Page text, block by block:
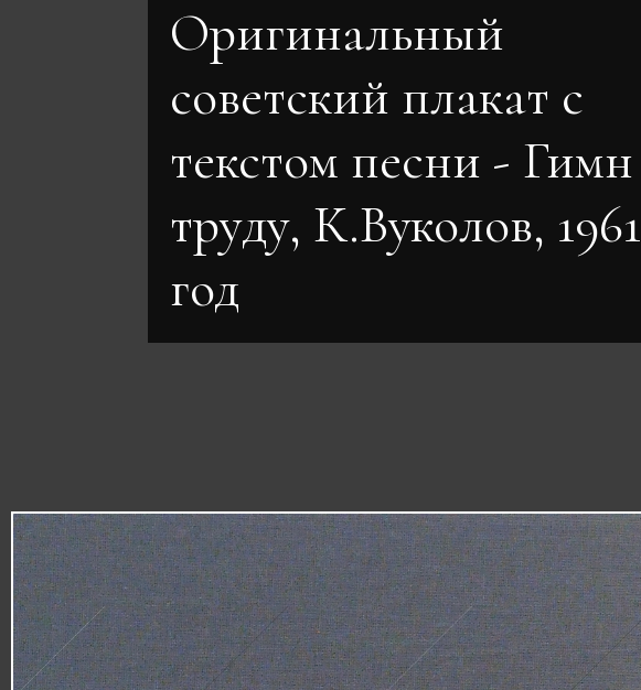
Оригинальный
советский плакат с
текстом песни - Гимн
труду, К.Вуколов, 1961
год